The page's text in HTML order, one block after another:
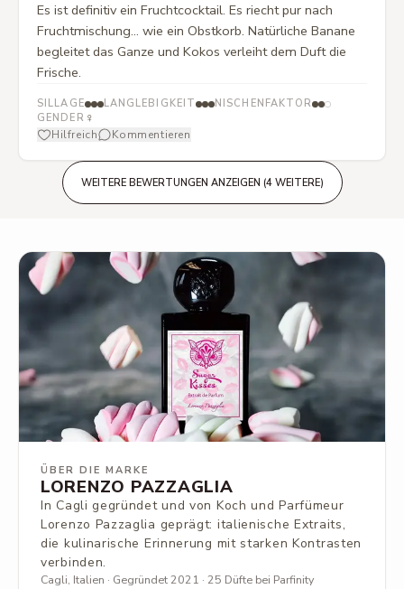
Es ist definitiv ein Fruchtcocktail. Es riecht pur nach
Fruchtmischung... wie ein Obstkorb. Natürliche Banane
begleitet das Ganze und Kokos verleiht dem Duft die
Frische.
SILLAGE LANGLEBIGKEIT
NISCHENFAKTOR
GENDER ♀
Hilfreich Kommentieren
WEITERE BEWERTUNGEN ANZEIGEN (4 WEITERE)
ÜBER DIE MARKE
LORENZO PAZZAGLIA
In Cagli gegründet und von Koch und Parfümeur
Lorenzo Pazzaglia geprägt: italienische Extraits,
die kulinarische Erinnerung mit starken Kontrasten
verbinden.
Cagli, Italien · Gegründet 2021 · 25 Düfte bei Parfinity